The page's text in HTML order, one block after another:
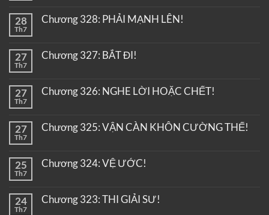
28
Th7
Chương 328: PHẢI MẠNH LÊN!
27
Th7
Chương 327: BẮT ĐI!
27
Th7
Chương 326: NGHE LỜI HOẶC CHẾT!
27
Th7
Chương 325: VẬN CÀN KHÔN CƯỜNG THẾ!
25
Th7
Chương 324: VỆ ƯỚC!
24
Th7
Chương 323: THI GIẢI SƯ!